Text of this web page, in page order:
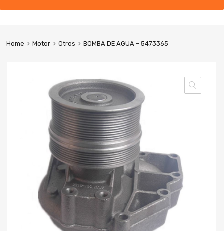
Home Motor Otros BOMBA DE AGUA – 5473365